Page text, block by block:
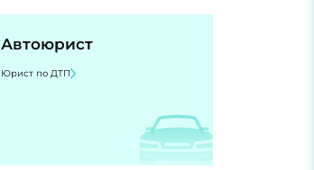
Автоюрист
Юрист по ДТП